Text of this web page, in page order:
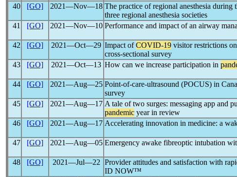
40
[GO] 2021―Nov―18 The practice of regional anesthesia during
three regional anesthesia societies
41
[GO] 2021―Nov―10 Performance and impact of an airway
42
[GO] 2021―Oct―29 Impact ofCOVID-19 visitor restrictions
cross-sectional survey
43
[GO] 2021―Oct―13 How can we increase participation in
44
[GO] 2021―Aug―25 Point-of-care-ultrasound (POCUS) in
survey
45
[GO] 2021―Aug―17 A tale of two surges: messaging app and
pandemic year in review
46
[GO] 2021―Aug―17 Accelerating innovation in medicine: a
47
[GO] 2021―Aug―05 Emergency awake fibreoptic intubation
48
[GO] 2021―Jul―22 Provider attitudes and satisfaction with
ID NOW™